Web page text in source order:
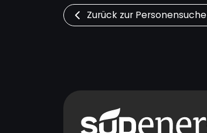
Zurück zur Personensuche